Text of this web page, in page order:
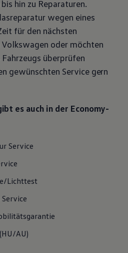
R
hin zu Reparaturen.
wegen eines
für den nächsten
Volkswagen oder möchten
überprüfen
gewünschten Servicegern
es auch in der Economy-
Service
/Lichttest
Service
(HU/AU)